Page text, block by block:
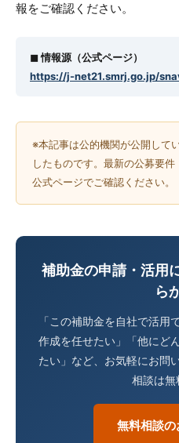
報をご確認ください。
◼︎ 情報源（公式ページ）
https://j-net21.smrj.go.jp/
※本記事は公的機関が公開して
したものです。最新の公募要
公式ページでご確認ください。
補助金の申請・活用
ら
「この補助金を自社で活用
作成を任せたい」「他にど
たい」など、お気軽にお問
相談は無
無料相談